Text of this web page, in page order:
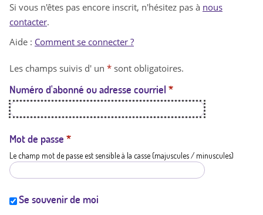
n
t
a
t
i
Si vous n'êtes pas encore inscrit, n'hésitez pas à nous
contacter.
Aide : Comment se connecter ?
Les champs suivis d' un * sont obligatoires.
Numéro d'abonné ou adresse courriel *
Mot de passe *
Le champ mot de passe est sensible à la casse (majuscules / minuscules)
Se souvenir de moi